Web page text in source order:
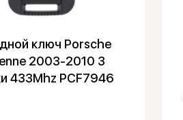
ключ Porsche
2003-2010 3
433Mhz PCF7946